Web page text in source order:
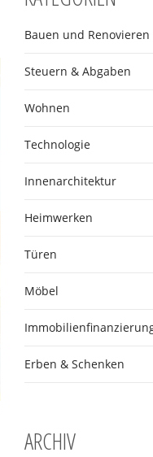
Bauen und Renovieren
Steuern & Abgaben
Wohnen
Technologie
Innenarchitektur
Heimwerken
Türen
Möbel
Erben & Schenken
ARCHIV